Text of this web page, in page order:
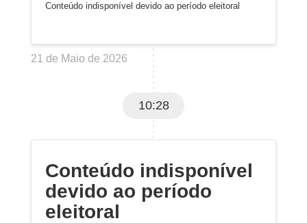
Conteúdo indisponível devido ao período eleitoral
21 de Maio de 2026
10:28
Conteúdo indisponível
devido ao período
eleitoral